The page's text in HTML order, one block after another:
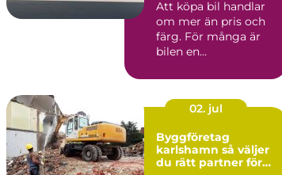
Att köpa bil handlar
om mer än pris och
färg. För många är
bilen en
ska fungera v...
02. jul
Byggföretag
karlshamn så väljer
du rätt partner för